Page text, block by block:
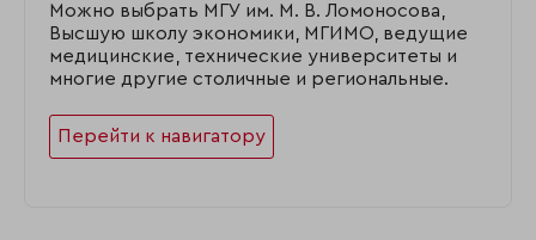
Можно выбрать МГУ им. М. В. Ломоносова,
Высшую школу экономики, МГИМО, ведущие
медицинские, технические университеты и
многие другие столичные и региональные.
Перейти к навигатору